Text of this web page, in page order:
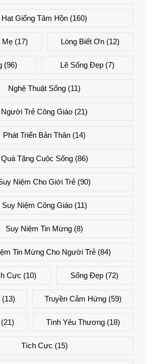
Hạt Giống Tâm Hồn (160)
Mẹ (17) Lòng Biết Ơn(12)
(96) Lẽ Sống Đẹp(7)
Nghệ Thuật Sống (11)
Người Trẻ Công Giáo (21)
Phát Triển Bản Thân (14)
Quà Tặng Cuộc Sống(86)
Niệm Cho Giới Trẻ (90)
Suy Niệm Công Giáo(11)
Suy Niệm Tin Mừng (8)
Tin Mừng Cho Người Trẻ (84)
Cực (10) Sống Đẹp (72)
(13) Truyền Cảm Hứng(59)
(21) Tình Yêu Thương(18)
Tích Cực (15)